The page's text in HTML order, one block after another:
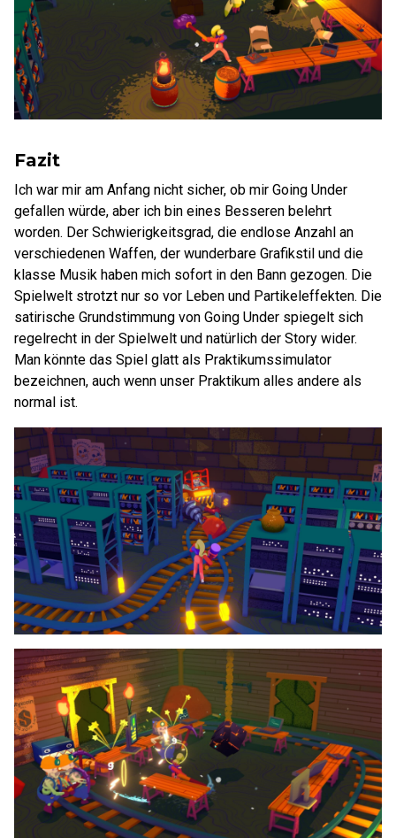
Fazit
Ich war mir am Anfang nicht sicher, ob mir Going Under
gefallen würde, aber ich bin eines Besseren belehrt
worden. Der Schwierigkeitsgrad, die endlose Anzahl an
verschiedenen Waffen, der wunderbare Grafikstil und die
klasse Musik haben mich sofort in den Bann gezogen. Die
Spielwelt strotzt nur so vor Leben und Partikeleffekten. Die
satirische Grundstimmung von Going Under spiegelt sich
regelrecht in der Spielwelt und natürlich der Story wider.
Man könnte das Spiel glatt als Praktikumssimulator
bezeichnen, auch wenn unser Praktikum alles andere als
normal ist.